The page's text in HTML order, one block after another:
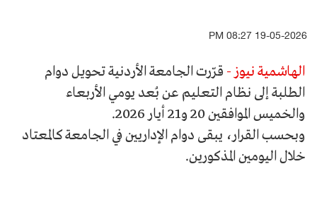
19-05-2026 08:27 PM
الهاشمية نيوز - قرّرت الجامعة الأردنية تحويل دوام
الطلبة إلى نظام التعليم عن بُعد يومي الأربعاء
والخميس الموافقين 20 و21 أيار 2026.
وبحسب القرار، يبقى دوام الإداريين في الجامعة كالمعتاد
خلال اليومين المذكورين.